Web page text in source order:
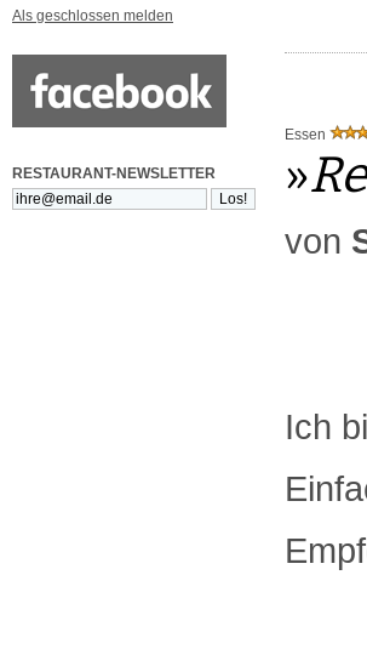
Als geschlossen melden
RESTAURANT-NEWSLETTER
Essen
»
von
Ich